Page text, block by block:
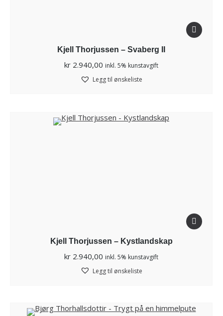
Kjell Thorjussen – Svaberg II
kr 2.940,00 inkl. 5% kunstavgift
Legg til ønskeliste
Kjell Thorjussen – Kystlandskap
kr 2.940,00 inkl. 5% kunstavgift
Legg til ønskeliste